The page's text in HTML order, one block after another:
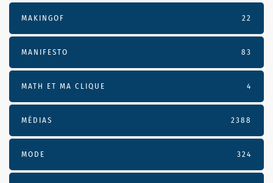
MAKINGOF 22
MANIFESTO 83
MATH ET MA CLIQUE 4
MÉDIAS 2388
MODE 324